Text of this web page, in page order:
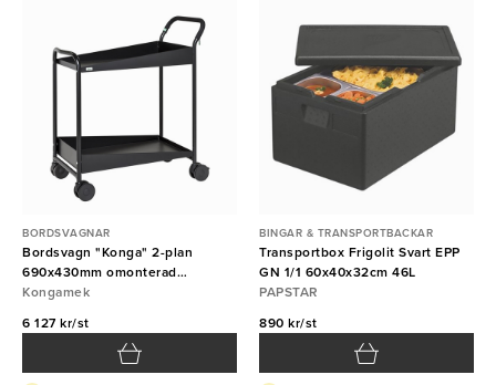
BORDSVAGNAR
Bordsvagn "Konga" 2-plan
690x430mm omonterad
Kongamek
Kongamek
6 127 kr/st
BINGAR & TRANSPORTBACKAR
Transportbox Frigolit Svart EPP
GN 1/1 60x40x32cm 46L
PAPSTAR
890 kr/st